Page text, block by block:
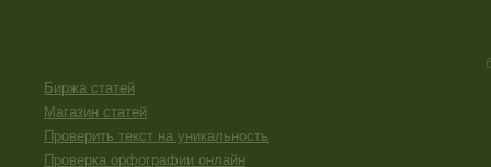
Биржа статей
Магазин статей
Проверить текст на уникальность
Проверка орфографии онлайн